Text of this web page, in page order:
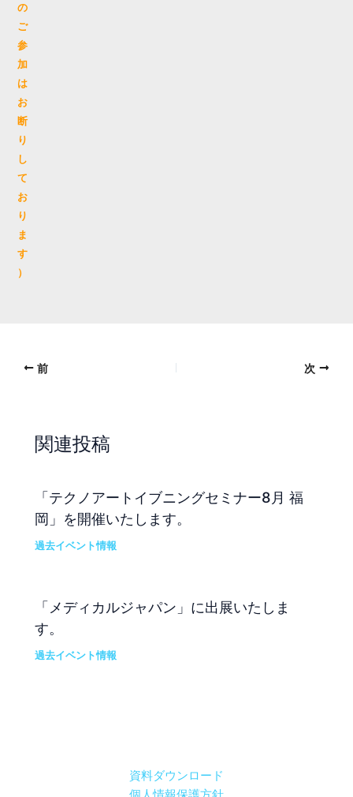
の
ご
参
加
は
お
断
り
し
て
お
り
ま
す
）
前 次
関連投稿
「テクノアートイブニングセミナー8月 福
岡」を開催いたします。
過去イベント情報
「メディカルジャパン」に出展いたしま
す。
過去イベント情報
資料ダウンロード